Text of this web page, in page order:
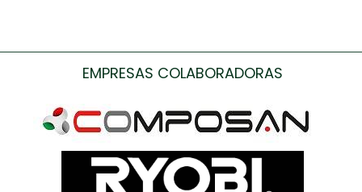
EMPRESAS COLABORADORAS